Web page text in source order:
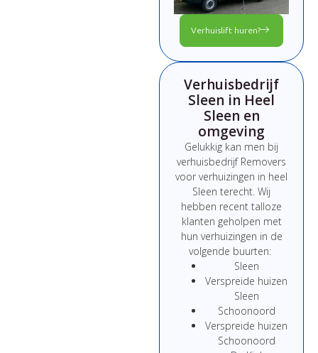
Verhuislift huren?
Verhuisbedrijf
Sleen in Heel
Sleen en
omgeving
Gelukkig kan men bij
verhuisbedrijf Removers
voor verhuizingen in heel
Sleen terecht. Wij
hebben recent talloze
klanten geholpen met
hun verhuizingen in de
volgende buurten:
Sleen
Verspreide huizen
Sleen
Schoonoord
Verspreide huizen
Schoonoord